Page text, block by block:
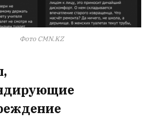
Фото CMN.KZ